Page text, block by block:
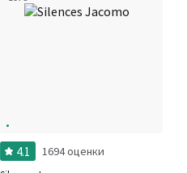
4.1 1694 оценки